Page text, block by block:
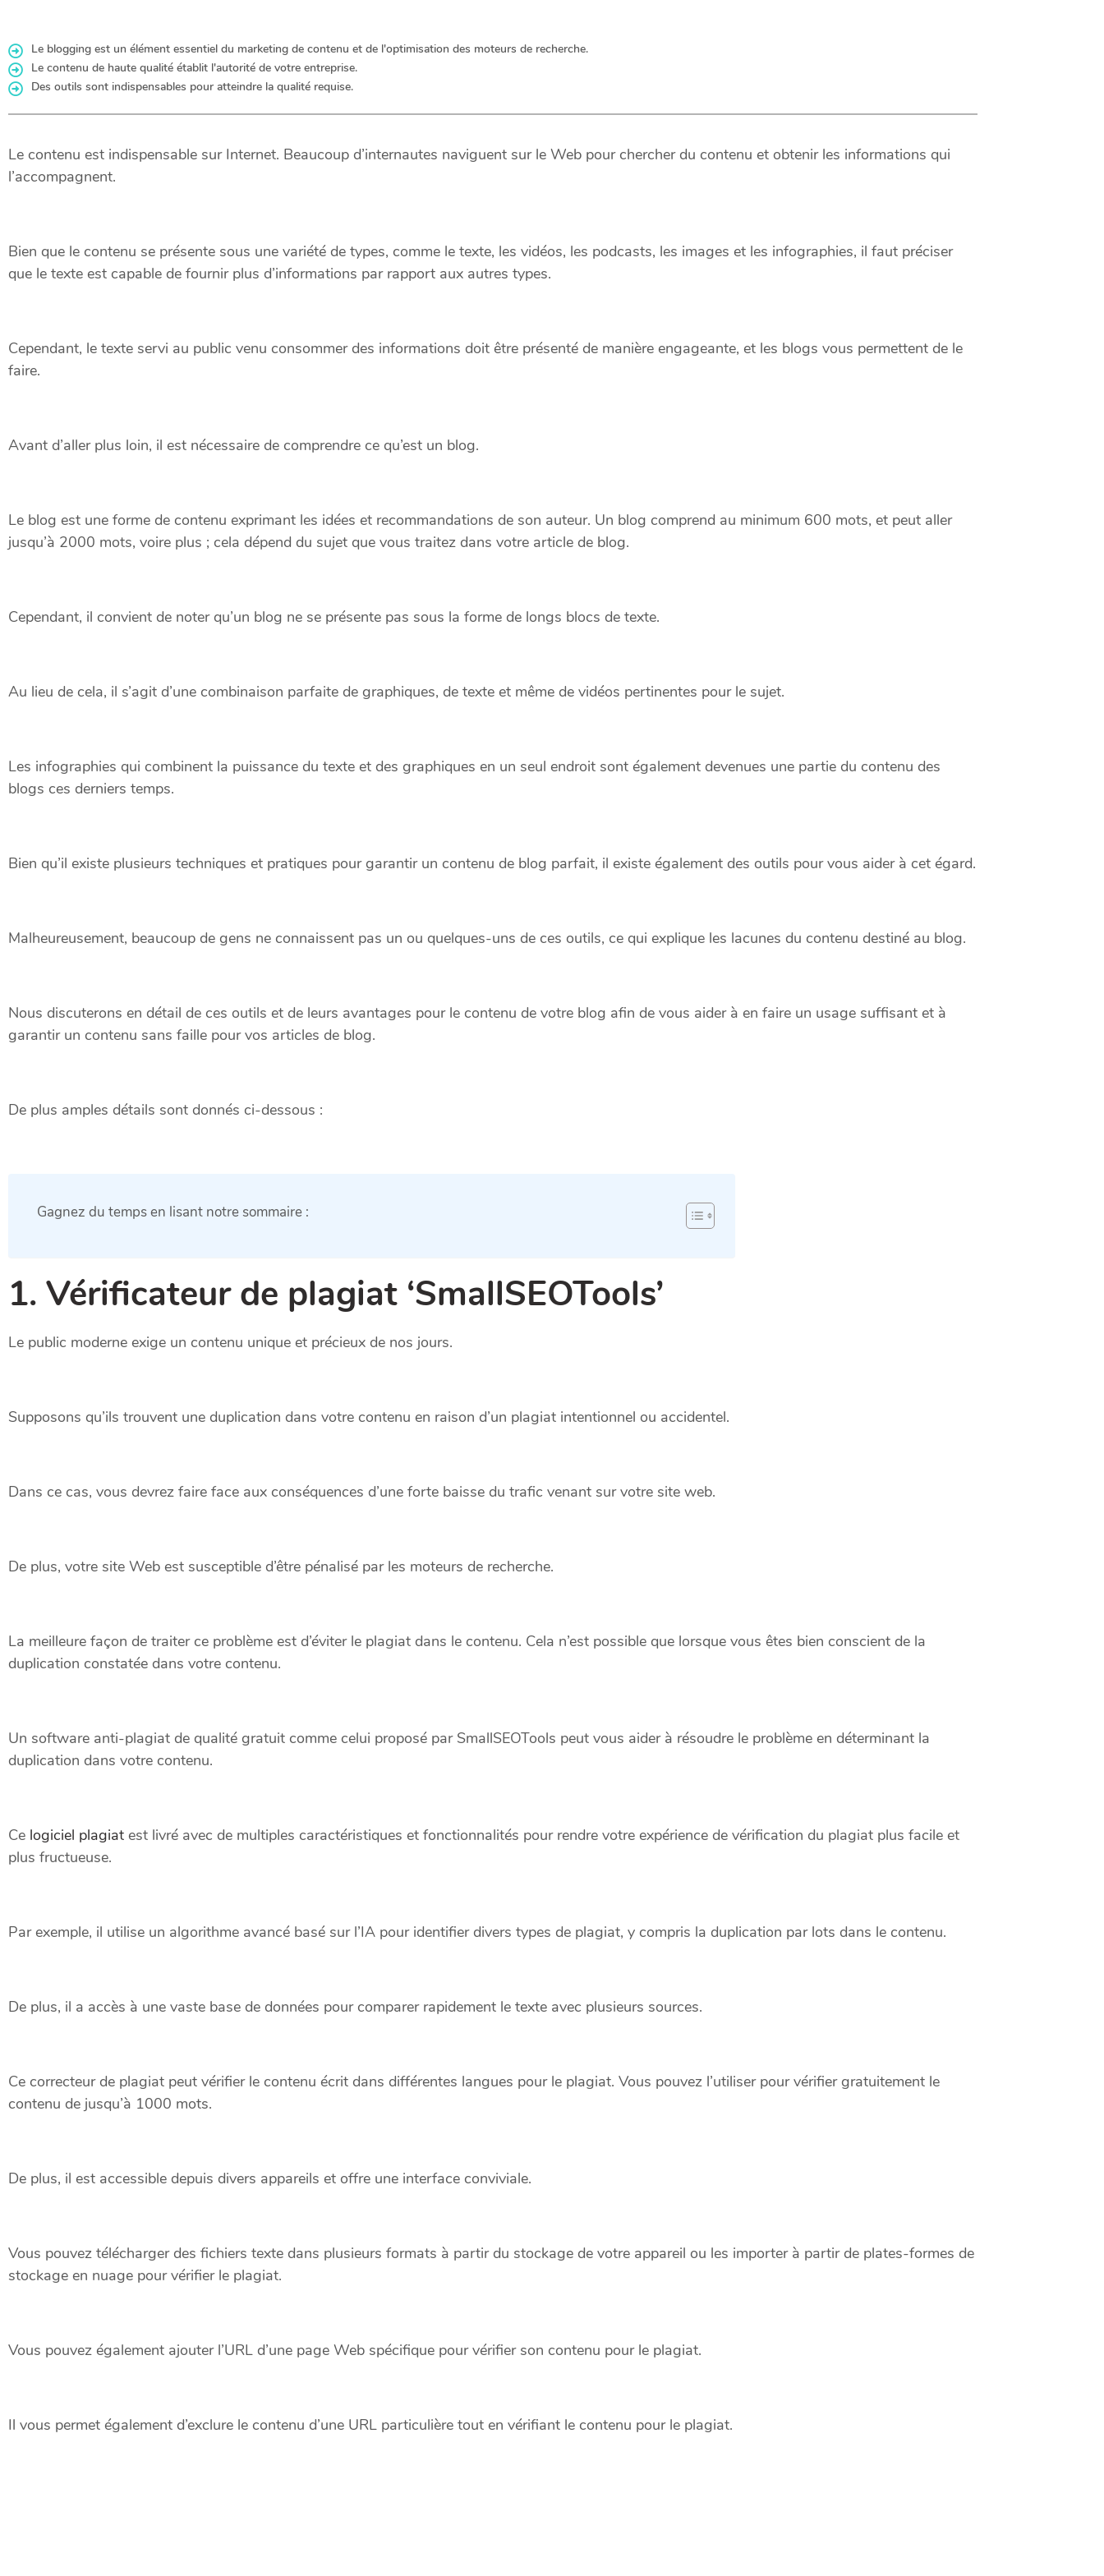
Le blogging est un élément essentiel du marketing de contenu et de l'optimisation des moteurs de recherche.
Le contenu de haute qualité établit l'autorité de votre entreprise.
Des outils sont indispensables pour atteindre la qualité requise.
Le contenu est indispensable sur Internet. Beaucoup d’internautes naviguent sur le Web pour chercher du contenu et obtenir les informations qui
l’accompagnent.
Bien que le contenu se présente sous une variété de types, comme le texte, les vidéos, les podcasts, les images et les infographies, il faut préciser
que le texte est capable de fournir plus d’informations par rapport aux autres types.
Cependant, le texte servi au public venu consommer des informations doit être présenté de manière engageante, et les blogs vous permettent de le
faire.
Avant d’aller plus loin, il est nécessaire de comprendre ce qu’est un blog.
Le blog est une forme de contenu exprimant les idées et recommandations de son auteur. Un blog comprend au minimum 600 mots, et peut aller
jusqu’à 2000 mots, voire plus ; cela dépend du sujet que vous traitez dans votre article de blog.
Cependant, il convient de noter qu’un blog ne se présente pas sous la forme de longs blocs de texte.
Au lieu de cela, il s’agit d’une combinaison parfaite de graphiques, de texte et même de vidéos pertinentes pour le sujet.
Les infographies qui combinent la puissance du texte et des graphiques en un seul endroit sont également devenues une partie du contenu des
blogs ces derniers temps.
Bien qu’il existe plusieurs techniques et pratiques pour garantir un contenu de blog parfait, il existe également des outils pour vous aider à cet égard.
Malheureusement, beaucoup de gens ne connaissent pas un ou quelques-uns de ces outils, ce qui explique les lacunes du contenu destiné au blog.
Nous discuterons en détail de ces outils et de leurs avantages pour le contenu de votre blog afin de vous aider à en faire un usage suffisant et à
garantir un contenu sans faille pour vos articles de blog.
De plus amples détails sont donnés ci-dessous :
Gagnez du temps en lisant notre sommaire :
1. Vérificateur de plagiat ‘SmallSEOTools’
Le public moderne exige un contenu unique et précieux de nos jours.
Supposons qu’ils trouvent une duplication dans votre contenu en raison d’un plagiat intentionnel ou accidentel.
Dans ce cas, vous devrez faire face aux conséquences d’une forte baisse du trafic venant sur votre site web.
De plus, votre site Web est susceptible d’être pénalisé par les moteurs de recherche.
La meilleure façon de traiter ce problème est d’éviter le plagiat dans le contenu. Cela n’est possible que lorsque vous êtes bien conscient de la
duplication constatée dans votre contenu.
Un software anti-plagiat de qualité gratuit comme celui proposé par SmallSEOTools peut vous aider à résoudre le problème en déterminant la
duplication dans votre contenu.
Ce logiciel plagiat est livré avec de multiples caractéristiques et fonctionnalités pour rendre votre expérience de vérification du plagiat plus facile et
plus fructueuse.
Par exemple, il utilise un algorithme avancé basé sur l’IA pour identifier divers types de plagiat, y compris la duplication par lots dans le contenu.
De plus, il a accès à une vaste base de données pour comparer rapidement le texte avec plusieurs sources.
Ce correcteur de plagiat peut vérifier le contenu écrit dans différentes langues pour le plagiat. Vous pouvez l’utiliser pour vérifier gratuitement le
contenu de jusqu’à 1000 mots.
De plus, il est accessible depuis divers appareils et offre une interface conviviale.
Vous pouvez télécharger des fichiers texte dans plusieurs formats à partir du stockage de votre appareil ou les importer à partir de plates-formes de
stockage en nuage pour vérifier le plagiat.
Vous pouvez également ajouter l’URL d’une page Web spécifique pour vérifier son contenu pour le plagiat.
Il vous permet également d’exclure le contenu d’une URL particulière tout en vérifiant le contenu pour le plagiat.